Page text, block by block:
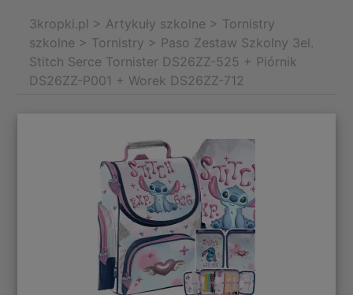
3kropki.pl > Artykuły szkolne > Tornistry
szkolne > Tornistry > Paso Zestaw Szkolny 3el.
Stitch Serce Tornister DS26ZZ-525 + Piórnik
DS26ZZ-P001 + Worek DS26ZZ-712